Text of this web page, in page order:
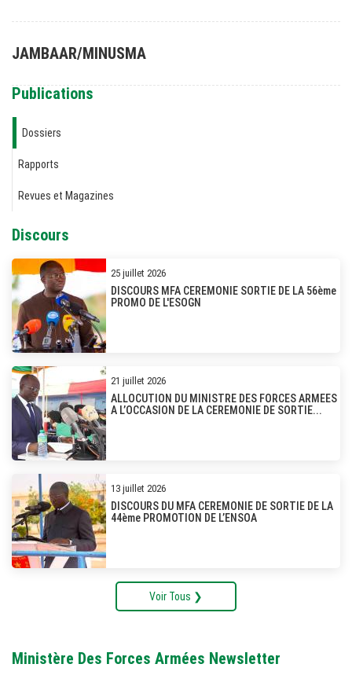
JAMBAAR/MINUSMA
Publications
Dossiers
Rapports
Revues et Magazines
Discours
25 juillet 2026
DISCOURS MFA CEREMONIE SORTIE DE LA 56ème
PROMO DE L'ESOGN
21 juillet 2026
ALLOCUTION DU MINISTRE DES FORCES ARMEES
A L’OCCASION DE LA CEREMONIE DE SORTIE...
13 juillet 2026
DISCOURS DU MFA CEREMONIE DE SORTIE DE LA
44ème PROMOTION DE L’ENSOA
Voir Tous ❯
Ministère Des Forces Armées Newsletter